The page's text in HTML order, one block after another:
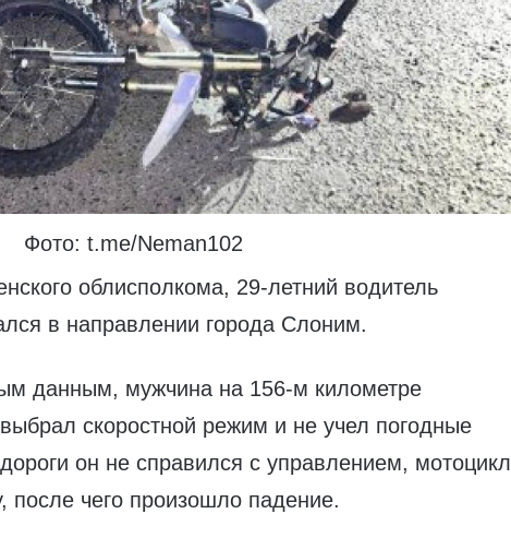
Фото: t.me/Neman102
облисполкома, 29-летний водитель
в направлении города Слоним.
данным, мужчина на 156-м километре
скоростной режим и не учел погодные
он не справился с управлением, мотоцикл
после чего произошло падение.